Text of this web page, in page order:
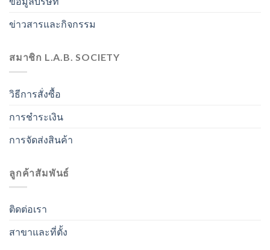
ข่าวสารและกิจกรรม
สมาชิก L.A.B. SOCIETY
วิธีการสั่งซื้อ
การชำระเงิน
การจัดส่งสินค้า
ลูกค้าสัมพันธ์
ติดต่อเรา
สาขาและที่ตั้ง